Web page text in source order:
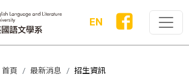
EN
首頁 最新消息 招生資訊